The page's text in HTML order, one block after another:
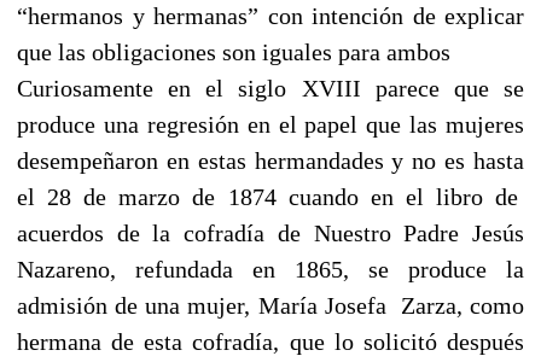
“hermanos y hermanas” con intención de explicar
que las obligaciones son iguales para ambos
Curiosamente en el siglo XVIII parece que se
produce una regresión en el papel que las mujeres
desempeñaron en estas hermandades y no es hasta
el 28 de marzo de 1874 cuando en el libro de
acuerdos de la cofradía de Nuestro Padre Jesús
Nazareno, refundada en 1865, se produce la
admisión de una mujer, María Josefa Zarza, como
hermana de esta cofradía, que lo solicitó después